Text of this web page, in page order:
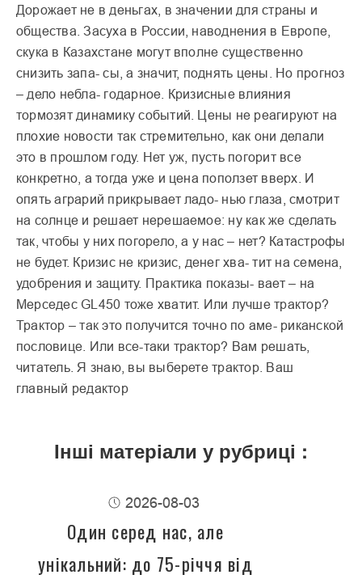
Дорожает не в деньгах, в значении для страны и
общества. Засуха в России, наводнения в Европе,
скука в Казахстане могут вполне существенно
снизить запа- сы, а значит, поднять цены. Но прогноз
– дело небла- годарное. Кризисные влияния
тормозят динамику событий. Цены не реагируют на
плохие новости так стремительно, как они делали
это в прошлом году. Нет уж, пусть погорит все
конкретно, а тогда уже и цена поползет вверх. И
опять аграрий прикрывает ладо- нью глаза, смотрит
на солнце и решает нерешаемое: ну как же сделать
так, чтобы у них погорело, а у нас – нет? Катастрофы
не будет. Кризис не кризис, денег хва- тит на семена,
удобрения и защиту. Практика показы- вает – на
Мерседес GL450 тоже хватит. Или лучше трактор?
Трактор – так это получится точно по аме- риканской
пословице. Или все-таки трактор? Вам решать,
читатель. Я знаю, вы выберете трактор. Ваш
главный редактор
Інші матеріали у рубриці :
2026-08-03
Один серед нас, але
унікальний: до 75-річчя від